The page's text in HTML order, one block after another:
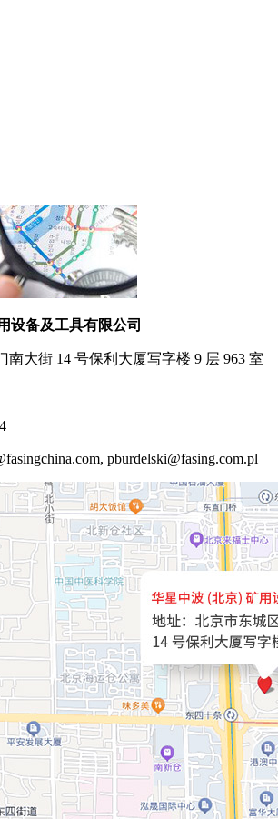
设备及工具有限公司
南大街 14 号保利大厦写字楼 9 层 963 室
pburdelski@fasing.com.pl